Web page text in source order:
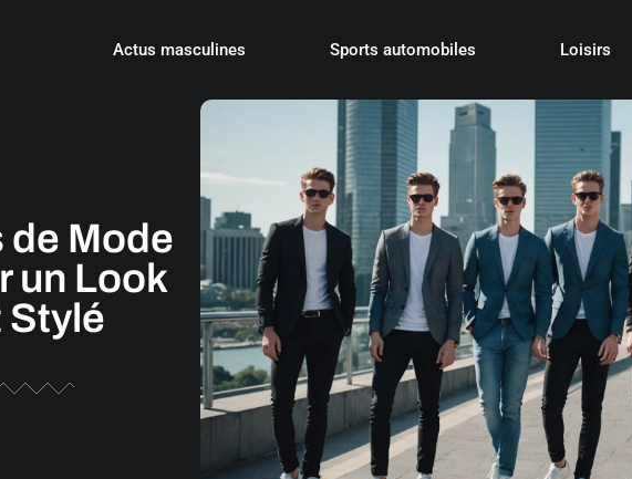
Actus masculines Sports automobiles Loisirs
de Mode
un Look
Stylé